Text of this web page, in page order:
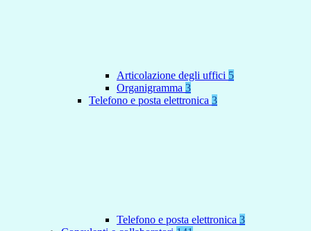
Articolazione degli uffici 5
Organigramma 3
Telefono e posta elettronica 3
Telefono e posta elettronica 3